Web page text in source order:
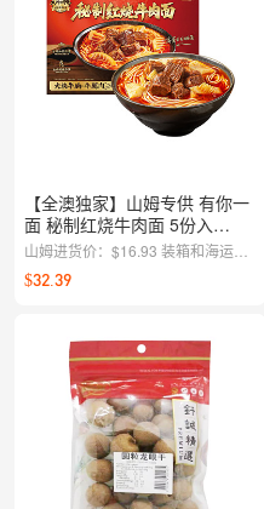
【全澳独家】山姆专供 有你一
面 秘制红烧牛肉面 5份入
2.35kg
山姆进货价：$16.93 装箱和海运成
本：$4.57 中国采购资金成本：
$0.85 澳洲清关及税金: 3.56 售价：
房租水电，分拣配送，损耗和人事，
以及运营产生的各项费用）
$32.39